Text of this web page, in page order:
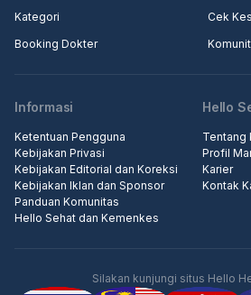
Kategori
Cek
Booking Dokter
Informasi
Ketentuan Pengguna
Kebijakan Privasi
Kebijakan Editorial dan Koreksi
Kebijakan Iklan dan Sponsor
Panduan Komunitas
Hello Sehat dan Kemenkes
Hello
Tentang
Profil
Karier
Kontak
Silakan kunjungi situs Hello